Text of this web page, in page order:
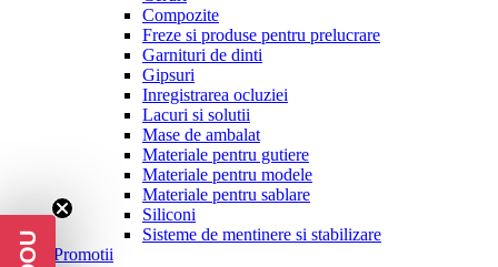
Compozite
Freze si produse pentru prelucrare
Garnituri de dinti
Gipsuri
Inregistrarea ocluziei
Lacuri si solutii
Mase de ambalat
Materiale pentru gutiere
Materiale pentru modele
Materiale pentru sablare
Siliconi
Sisteme de mentinere si stabilizare
Promotii